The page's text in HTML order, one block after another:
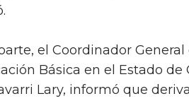
el Coordinador
Básica en el Estado de
Lary, informó que